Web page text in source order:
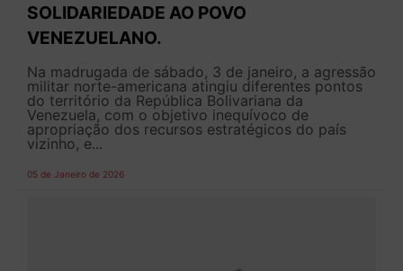
SOLIDARIEDADE AO POVO
VENEZUELANO.
Na madrugada de sábado, 3 de janeiro, a agressão
militar norte-americana atingiu diferentes pontos
do território da República Bolivariana da
Venezuela, com o objetivo inequívoco de
apropriação dos recursos estratégicos do país
vizinho, e...
05 de Janeiro de 2026